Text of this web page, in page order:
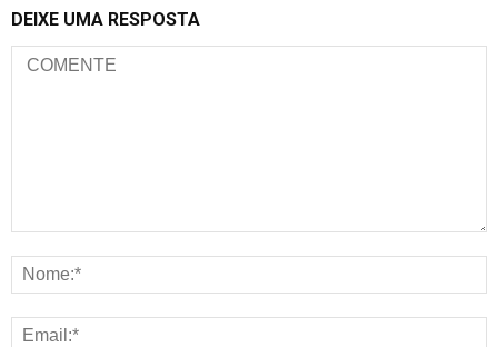
DEIXE UMA RESPOSTA